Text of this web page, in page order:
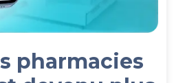
pharmacies